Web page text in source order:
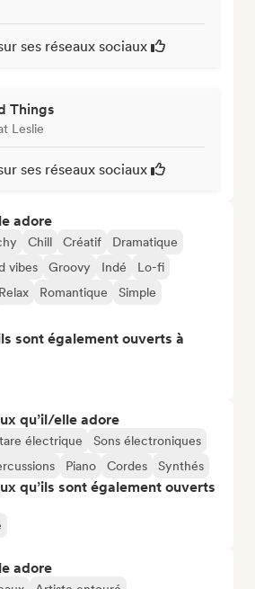
ses réseaux sociaux
Things
Leslie
ses réseaux sociaux
adore
Chill Créatif
Dramatique
vibes Groovy Indé
Lo-fi
Relax Romantique
Simple
sont également ouverts à
qu’il/elle adore
électrique
Sons électroniques
Piano Cordes Synthés
qu’ils sont également ouverts
adore